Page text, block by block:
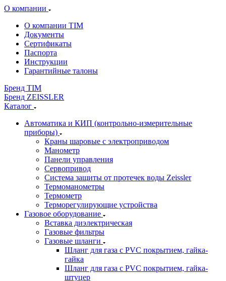
О компании
О компании TIM
Документы
Сертификаты
Паспорта
Инструкции
Гарантийные талоны
Бренд TIM
Бренд ZEISSLER
Каталог
Автоматика и КИП (контрольно-измерительные
приборы)
Краны шаровые с электроприводом
Манометр
Панели управления
Сервопривод
Система защиты от протечек воды Zeissler
Термоманометры
Термометр
Терморегулирующие устройства
Газовое оборудование
Вставка диэлектрическая
Газовые фильтры
Газовые шланги
Шланг для газа с PVC покрытием, гайка-
гайка
Шланг для газа с PVC покрытием, гайка-
штуцер